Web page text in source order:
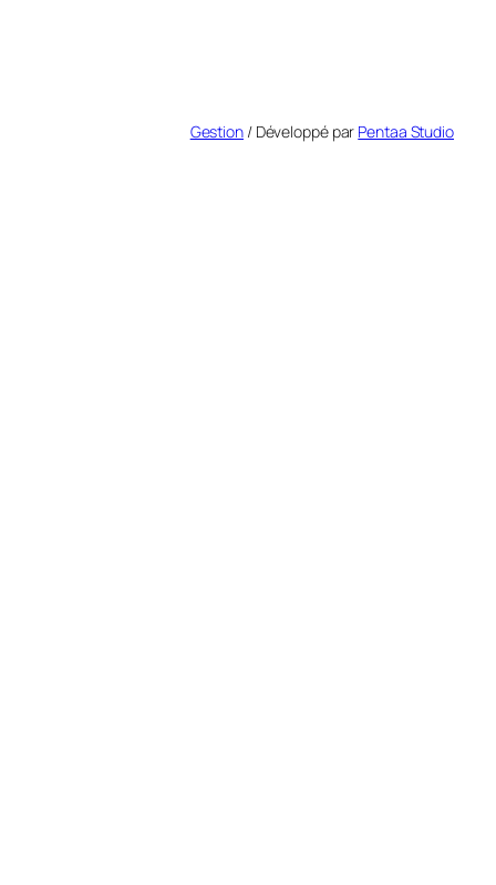
Gestion/ Développé par Pentaa Studio